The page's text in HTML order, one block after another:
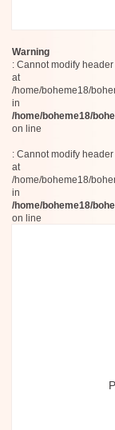
Warning
: Cannot modify
at
/home/boheme18/
in
/home/boheme18/
on line
: Cannot modify
at
/home/boheme18/
in
/home/boheme18/
on line